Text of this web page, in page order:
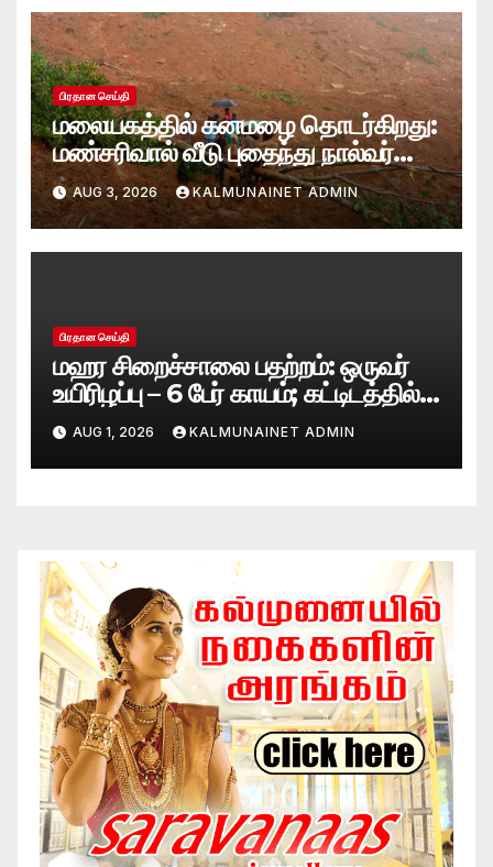
பிரதான செய்தி
மலையகத்தில் கனமழை தொடர்கிறது:
மண்சரிவால் வீடு புதைந்து நால்வர்
மாயம்
AUG 3, 2026 KALMUNAINET ADMIN
பிரதான செய்தி
மஹர சிறைச்சாலை பதற்றம்: ஒருவர்
உயிரிழப்பு – 6 பேர் காயம்; கட்டிடத்தில்
பாரிய தீ
AUG 1, 2026 KALMUNAINET ADMIN